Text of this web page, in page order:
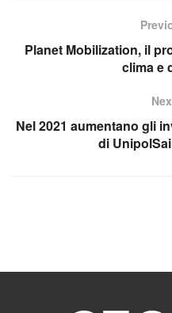
Planet Mobilization, il
clima e
Nel 2021 aumentano gli
di